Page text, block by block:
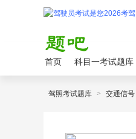
首页 科目一考试题库
驾照考试题库 > 交通信号